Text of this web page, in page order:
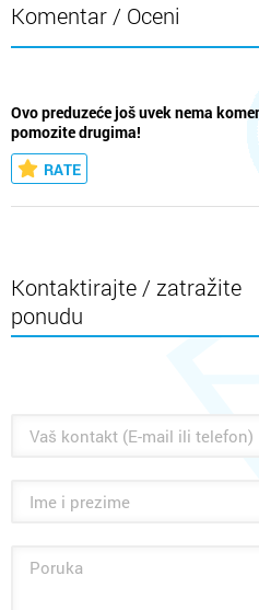
Komentar / Oceni
Ovo preduzeće još uvek nema
pomozite drugima!
RATE
Kontaktirajte / zatražite
ponudu